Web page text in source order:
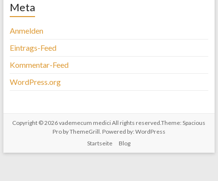
Meta
Anmelden
Eintrags-Feed
Kommentar-Feed
WordPress.org
Copyright © 2026vademecum mediciAll rights reserved.Theme:Spacious
Proby ThemeGrill. Powered by: WordPress
Startseite
Blog